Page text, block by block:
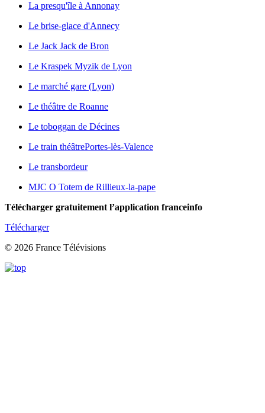
La presqu'île à Annonay
Le brise-glace d'Annecy
Le Jack Jack de Bron
Le Kraspek Myzik de Lyon
Le marché gare (Lyon)
Le théâtre de Roanne
Le toboggan de Décines
Le train théâtrePortes-lès-Valence
Le transbordeur
MJC O Totem de Rillieux-la-pape
Télécharger gratuitement l’application franceinfo
Télécharger
© 2026 France Télévisions